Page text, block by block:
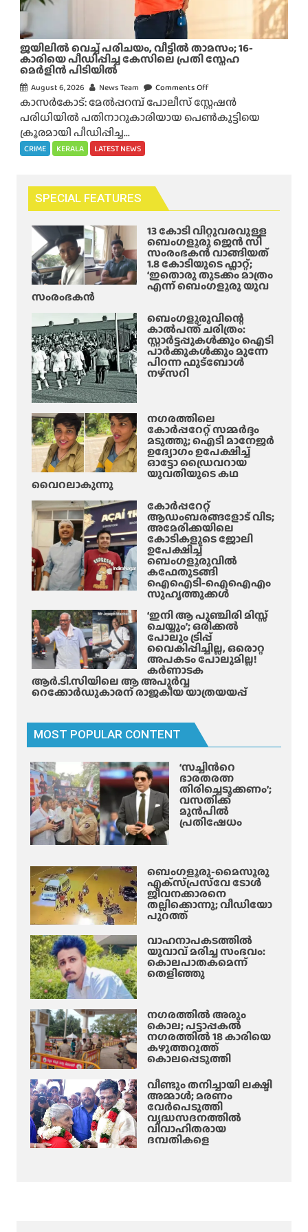
പ
തി
ഗ
ളി
ൽ
പു
ർ
ജ
ഗ്
പു
ഷ്പ
മേ
ഓ
ഗ
സ്റ്റ്
6
ജയിലിൽ വെച്ച് പരിചയം, വീട്ടിൽ താമസം; 16-
കാരിയെ പീഡിപ്പിച്ച കേസിലെ പ്രതി സ്നേഹ
മെർളിൻ പിടിയിൽ
August 6, 2026 News Team Comments Off
n
ജ
പ
ച
യം
,
വീ
ൽ
താ
മ
സം
-
കാ
രി
യെ
പീ
പ്പി
ച്ച
കേ
സി
ലെ
പ്ര
തി
സ്നേ
ഹ
മെ
ർ
ൻ
കാസർകോട്: മേൽപ്പറമ്പ് പോലീസ് സ്റ്റേഷൻ
പരിധിയിൽ പതിനാറുകാരിയായ പെൺകുട്ടിയെ
ക്രൂരമായി പീഡിപ്പിച്ച...
CRIME KERALA LATEST NEWS
SPECIAL FEATURES
13 കോടി വിറ്റുവരവുള്ള
ബെംഗളൂരു ജെൻ സി
സംരംഭകൻ വാങ്ങിയത്
1.8 കോടിയുടെ ഫ്ലാറ്റ്;
‘ഇതൊരു തുടക്കം മാത്രം
എന്ന് ബെംഗളൂരു യുവ
സംരംഭകൻ
ബെംഗളൂരുവിന്റെ
കാൽപന്ത് ചരിത്രം:
സ്റ്റാർട്ടപ്പുകൾക്കും ഐടി
പാർക്കുകൾക്കും മുന്നേ
പിറന്ന ഫുട്ബോൾ
നഴ്സറി
നഗരത്തിലെ
കോർപ്പറേറ്റ് സമ്മർദ്ദം
മടുത്തു; ഐടി മാനേജർ
ഉദ്യോഗം ഉപേക്ഷിച്ച്
ഓട്ടോ ഡ്രൈവറായ
യുവതിയുടെ കഥ
വൈറലാകുന്നു
കോർപ്പറേറ്റ്
ആഡംബരങ്ങളോട് വിട;
അമേരിക്കയിലെ
കോടികളുടെ ജോലി
ഉപേക്ഷിച്ച്
ബെംഗളൂരുവിൽ
കഫേതുടങ്ങി
ഐഐടി-ഐഐഎം
സുഹൃത്തുക്കൾ
‘ഇനി ആ പുഞ്ചിരി മിസ്സ്
ചെയ്യും’; ഒരിക്കൽ
പോലും ട്രിപ്പ്
വൈകിപ്പിച്ചില്ല, ഒരൊറ്റ
അപകടം പോലുമില്ല!
കർണാടക
ആർ.ടി.സിയിലെ ആ അപൂർവ്വ
റെക്കോർഡുകാരന് രാജകീയ യാത്രയയപ്പ്
MOST POPULAR CONTENT
‘സച്ചിന്‍റെ
ഭാരതരത്ന
തിരിച്ചെടുക്കണം’;
വസതിക്ക്
മുൻപിൽ
പ്രതിഷേധം
ബെംഗളൂരു-മൈസൂരു
എക്‌സ്‌പ്രസ്‌വേ ടോൾ
ജീവനക്കാരനെ
തല്ലിക്കൊന്നു; വീഡിയോ
പുറത്ത്
വാഹനാപകടത്തിൽ
യുവാവ് മരിച്ച സംഭവം:
കൊലപാതകമെന്ന്
തെളിഞ്ഞു
നഗരത്തിൽ അരും
കൊല; പട്ടാപ്പകൽ
നഗരത്തിൽ 18 കാരിയെ
കഴുത്തറുത്ത്
കൊലപ്പെടുത്തി
വീണ്ടും തനിച്ചായി ലക്ഷ്മി
അമ്മാള്‍; മരണം
വേർപെടുത്തി
വൃദ്ധസദനത്തില്‍
വിവാഹിതരായ
ദമ്പതികളെ